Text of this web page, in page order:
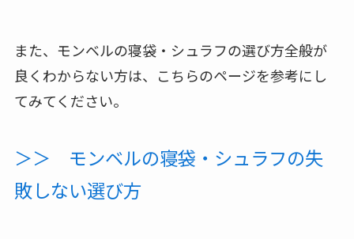
また、モンベルの寝袋・シュラフの選び方全般が
良くわからない方は、こちらのページを参考にし
てみてください。
＞＞ モンベルの寝袋・シュラフの失
敗しない選び方